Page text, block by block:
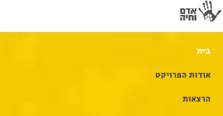
Skip
to
content
בית
אודות הפרויקט
הרצאות